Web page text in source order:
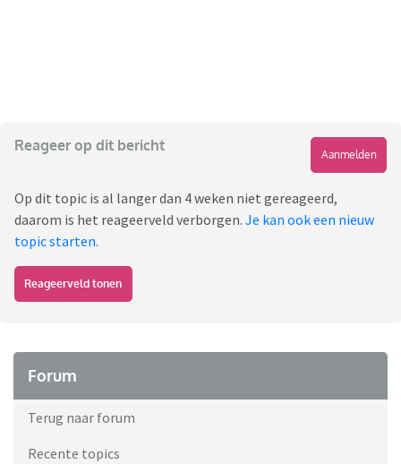
Reageer op dit bericht
Aanmelden
Op dit topic is al langer dan 4 weken niet gereageerd,
daarom is het reageerveld verborgen. Je kan ook een nieuw
topic starten.
Reageerveld tonen
Forum
Terug naar forum
Recente topics